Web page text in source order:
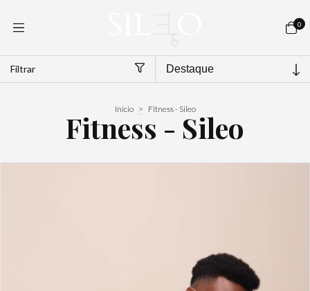
0
Filtrar
Início > Fitness - Sileo
Fitness - Sileo